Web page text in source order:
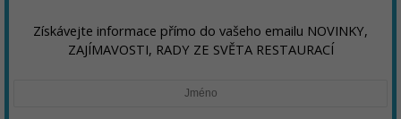
Získávejte informace přímo do vašeho emailu NOVINKY,
ZAJÍMAVOSTI, RADY ZE SVĚTA RESTAURACÍ